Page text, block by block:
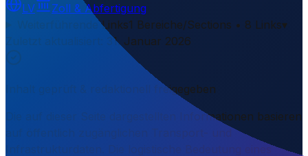
LV
Zoll & Abfertigung
Weiterführende Links1 Bereiche/Sections • 8 Links▾
31. Januar 2026
Inhalt geprüft & redaktionell freigegeben
Die auf dieser Seite dargestellten Informationen basieren
Infrastrukturdaten. Die logistische Bedeutung eines